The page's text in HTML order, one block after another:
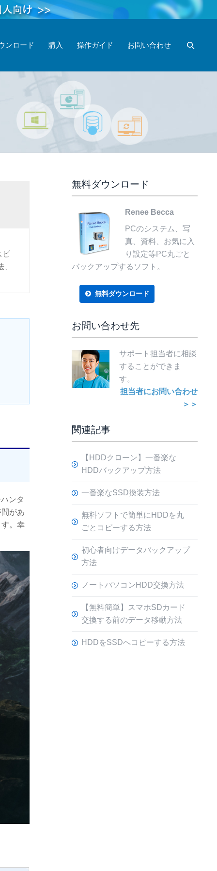
ンロード 購入 操作ガイド お問い合わせ
ピ
ンタ
があ
。幸
無料ダウンロード
Renee Becca
PCのシステム、写
真、資料、お気に入
り設定等PC丸ごと
バックアップするソフト。
無料ダウンロード
お問い合わせ先
サポート担当者に相談
することができま
す。
担当者にお問い合わせ
＞＞
関連記事
【HDDクローン】一番楽な
HDDバックアップ方法
一番楽なSSD換装方法
無料ソフトで簡単にHDDを丸
ごとコピーする方法
初心者向けデータバックアップ
方法
ノートパソコンHDD交換方法
【無料簡単】スマホSDカード
交換する前のデータ移動方法
HDDをSSDへコピーする方法